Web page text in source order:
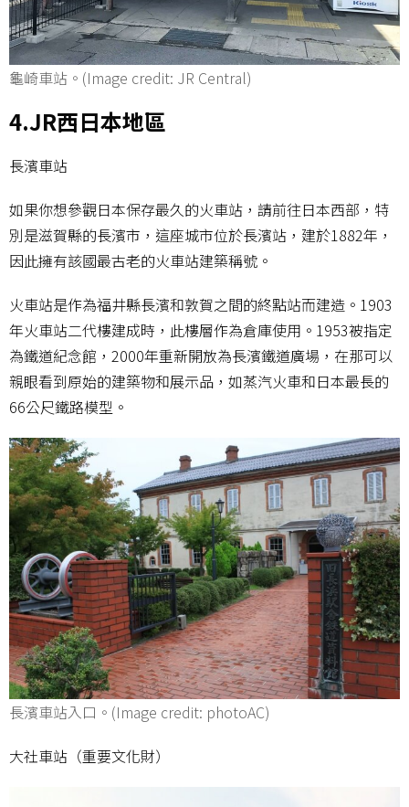
龜崎車站。(Image credit: JR Central)
4.JR西日本地區
長濱車站
如果你想參觀日本保存最久的火車站，請前往日本西部，特
別是滋賀縣的長濱市，這座城市位於長濱站，建於1882年，
因此擁有該國最古老的火車站建築稱號。
火車站是作為福井縣長濱和敦賀之間的終點站而建造。1903
年火車站二代樓建成時，此樓層作為倉庫使用。1953被指定
為鐵道紀念館，2000年重新開放為長濱鐵道廣場，在那可以
親眼看到原始的建築物和展示品，如蒸汽火車和日本最長的
66公尺鐵路模型。
長濱車站入口。(Image credit: photoAC)
大社車站（重要文化財）